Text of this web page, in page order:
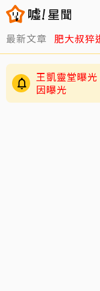
最新文章 肥大叔猝
王凱靈堂曝
因曝光